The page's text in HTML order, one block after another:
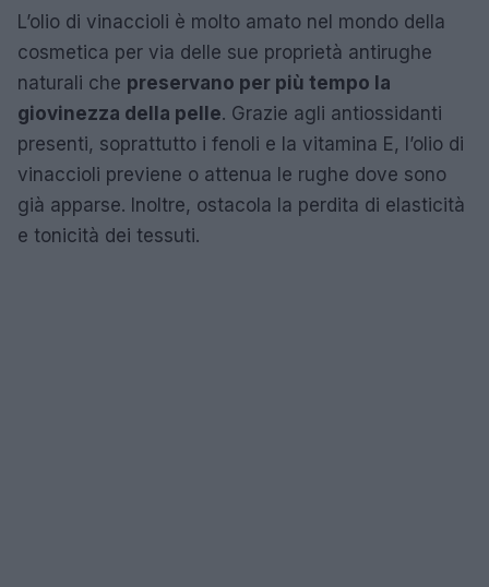
L’olio di vinaccioli è molto amato nel mondo della
cosmetica per via delle sue proprietà antirughe
naturali che preservano per più tempo la
giovinezza della pelle. Grazie agli antiossidanti
presenti, soprattutto i fenoli e la vitamina E, l’olio di
vinaccioli previene o attenua le rughe dove sono
già apparse. Inoltre, ostacola la perdita di elasticità
e tonicità dei tessuti.